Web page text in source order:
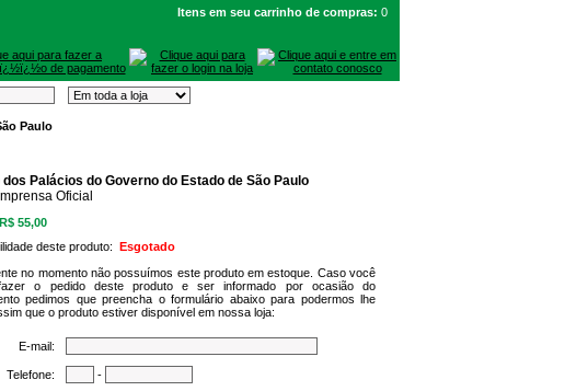
Itens em seu carrinho de compras: 0
Paulo
Palácios do Governo do Estado de São Paulo
Imprensa Oficial
R$ 55,00
deste produto:
Esgotado
no momento não possuímos este produto em estoque. Caso você
o pedido deste produto e ser informado por ocasião do
pedimos que preencha o formulário abaixo para podermos lhe
que o produto estiver disponível em nossa loja:
E-mail:
Telefone: -